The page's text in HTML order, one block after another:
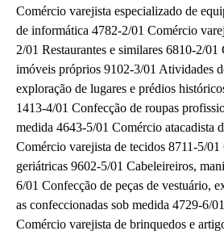
Como
Comércio varejista especializado de
de informática 4782-2/01 Comércio
2/01 Restaurantes e similares 6810-2/01
imóveis próprios 9102-3/01 Atividades
exploração de lugares e prédios
1413-4/01 Confecção de roupas
medida 4643-5/01 Comércio atacadista
Comércio varejista de tecidos 8711-5/01
geriátricas 9602-5/01 Cabeleireiros,
6/01 Confecção de peças de vestuário,
as confeccionadas sob medida 4729-6/
Comércio varejista de brinquedos e